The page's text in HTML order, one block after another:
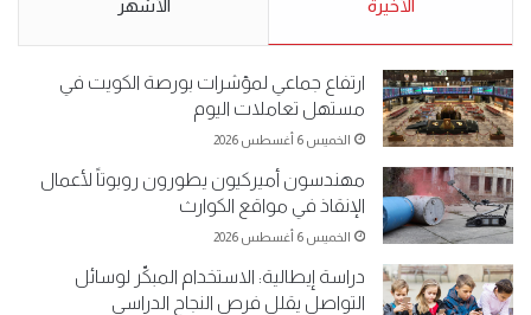
الأخيرة الأشهر
ارتفاع جماعي لمؤشرات بورصة الكويت في
مستهل تعاملات اليوم
الخميس 6 أغسطس 2026
مهندسون أميركيون يطورون روبوتاً لأعمال
الإنقاذ في مواقع الكوارث
الخميس 6 أغسطس 2026
دراسة إيطالية: الاستخدام المبكّر لوسائل
التواصل يقلل فرص النجاح الدراسي